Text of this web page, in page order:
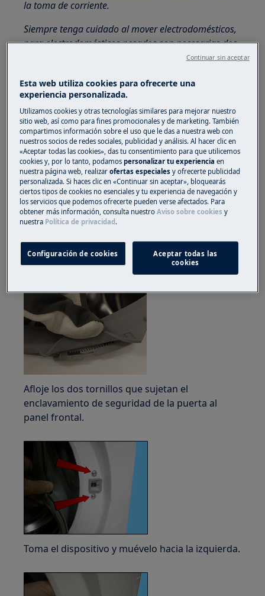
la toma de corriente.
Siempre tenga cuidado al mover electrodomésticos,
para electrodomésticos pesados son necesarias dos
Utilice siempre guantes de seguridad y calzado
cerrado.
Tenga en cuenta que la autoreparación o la
reparación no profesional pueden tener
consecuencias para la seguridad si no se realizan
correctamente.
DISPOSITIVO DE SEGURIDAD DE LA PUERTA (CON
BRIDA INCORPORADA)
Retire el anillo de plástico que fija el sello de los
Suelte el sello de fuelle del gabinete.
Afloje los dos tornillos que sujetan el
enclavamiento de seguridad de la puerta al
panel frontal.
Toma el dispositivo y muévelo hacia la izquierda.
Esta web utiliza cookies para ofrecerte una
experiencia personalizada.
Utilizamos cookies y otras tecnologías similares para mejorar nuestro
sitio web, así como para fines promocionales y de marketing. También
compartimos información sobre el uso que le das a nuestra web con
nuestros socios de redes sociales, publicidad y análisis. Al hacer clic en
«Aceptar todas las cookies», das tu consentimiento para que utilicemos
cookies y, por lo tanto, podamospersonalizar tu experienciaen
nuestra página web, realizarofertas especiales y ofrecerte publicidad
personalizada. Si haces clic en «Continuar sin aceptar», bloquearás
ciertos tipos de cookies no esenciales y tu experiencia de navegación y
los servicios que podemos ofrecerte pueden verse afectados. Para
obtener más información, consulta nuestroAviso sobre cookies y
nuestra Política de privacidad.
Configuración de cookies
Aceptar todas las
cookies
Continuar sin aceptar